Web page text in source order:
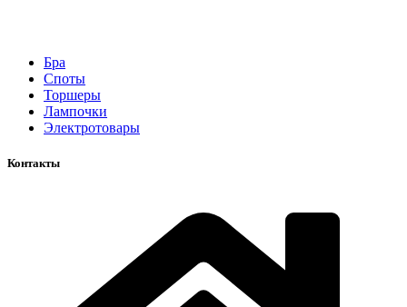
Бра
Споты
Торшеры
Лампочки
Электротовары
Контакты